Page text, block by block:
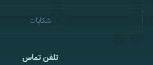
شکایات
تلفن تماس